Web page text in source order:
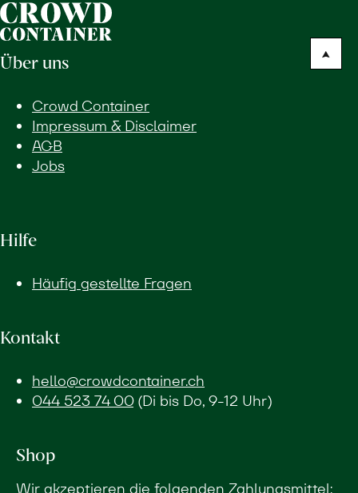
Über uns
Crowd Container
Impressum & Disclaimer
AGB
Jobs
Hilfe
Häufig gestellte Fragen
Kontakt
hello@crowdcontainer.ch
044 523 74 00(Di bis Do, 9-12 Uhr)
Shop
Wir akzeptieren die folgenden Zahlungsmittel: